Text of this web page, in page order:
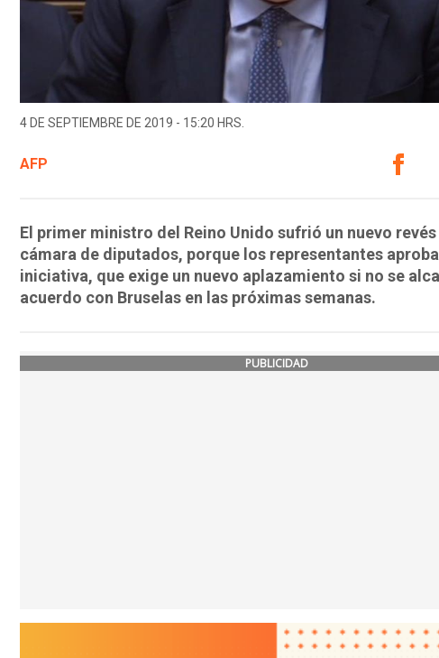
4 DE SEPTIEMBRE DE 2019 - 15:20 HRS.
AFP
El primer ministro del Reino Unido sufrió un nuevo revés
cámara de diputados, porque los representantes
iniciativa, que exige un nuevo aplazamiento si no se
acuerdo con Bruselas en las próximas semanas.
PUBLICIDAD